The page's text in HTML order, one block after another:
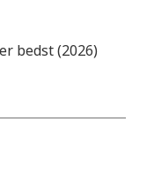
bedst (2026)